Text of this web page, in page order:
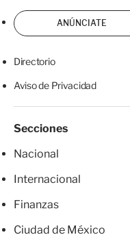
ANÚNCIATE
Directorio
Aviso de Privacidad
Secciones
Nacional
Internacional
Finanzas
Ciudad de México